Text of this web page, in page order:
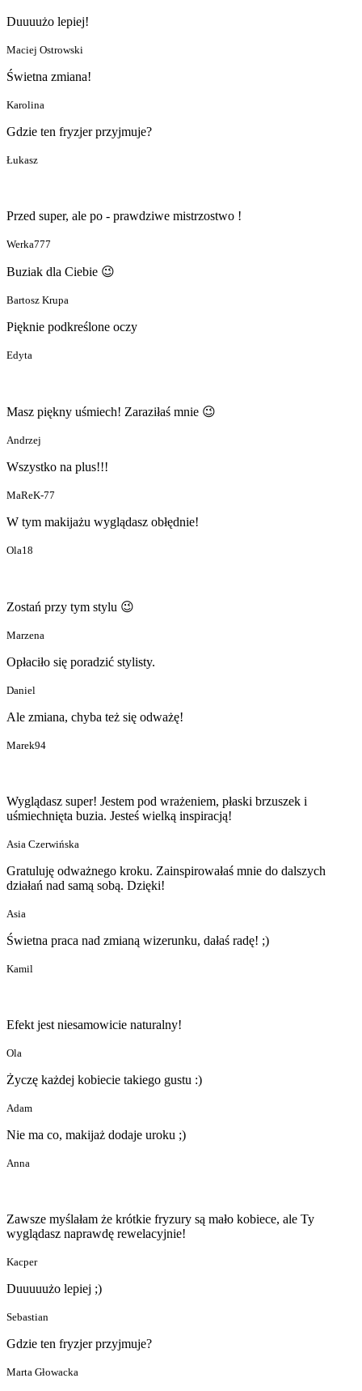
Duuuużo lepiej!
Maciej Ostrowski
Świetna zmiana!
Karolina
Gdzie ten fryzjer przyjmuje?
Łukasz
Przed super, ale po - prawdziwe mistrzostwo !
Werka777
Buziak dla Ciebie 😉
Bartosz Krupa
Pięknie podkreślone oczy
Edyta
Masz piękny uśmiech! Zaraziłaś mnie 😉
Andrzej
Wszystko na plus!!!
MaReK-77
W tym makijażu wyglądasz obłędnie!
Ola18
Zostań przy tym stylu 😉
Marzena
Opłaciło się poradzić stylisty.
Daniel
Ale zmiana, chyba też się odważę!
Marek94
Wyglądasz super! Jestem pod wrażeniem, płaski brzuszek i
uśmiechnięta buzia. Jesteś wielką inspiracją!
Asia Czerwińska
Gratuluję odważnego kroku. Zainspirowałaś mnie do dalszych
działań nad samą sobą. Dzięki!
Asia
Świetna praca nad zmianą wizerunku, dałaś radę! ;)
Kamil
Efekt jest niesamowicie naturalny!
Ola
Życzę każdej kobiecie takiego gustu :)
Adam
Nie ma co, makijaż dodaje uroku ;)
Anna
Zawsze myślałam że krótkie fryzury są mało kobiece, ale Ty
wyglądasz naprawdę rewelacyjnie!
Kacper
Duuuuużo lepiej ;)
Sebastian
Gdzie ten fryzjer przyjmuje?
Marta Głowacka